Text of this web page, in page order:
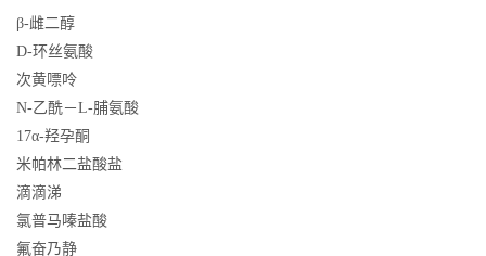
β-雌二醇
D-环丝氨酸
次黄嘌呤
N-乙酰－L-脯氨酸
17α-羟孕酮
米帕林二盐酸盐
滴滴涕
氯普马嗪盐酸
氟奋乃静